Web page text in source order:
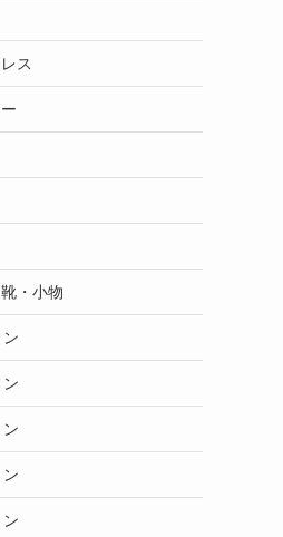
ス
・小物